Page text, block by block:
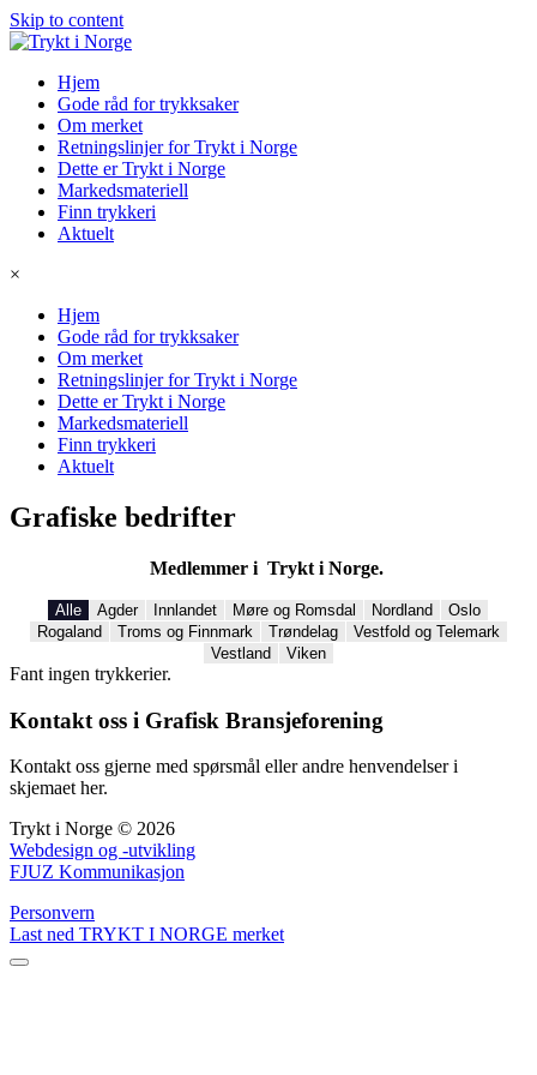
Skip to content
Hjem
Gode råd for trykksaker
Om merket
Retningslinjer for Trykt i Norge
Dette er Trykt i Norge
Markedsmateriell
Finn trykkeri
Aktuelt
×
Hjem
Gode råd for trykksaker
Om merket
Retningslinjer for Trykt i Norge
Dette er Trykt i Norge
Markedsmateriell
Finn trykkeri
Aktuelt
Grafiske bedrifter
Medlemmer i Trykt i Norge.
Alle Agder Innlandet Møre og Romsdal Nordland
Oslo
Rogaland
Troms og Finnmark Trøndelag
Vestfold og Telemark
Vestland
Viken
Fant ingen trykkerier.
Kontakt oss i Grafisk Bransjeforening
Kontakt oss gjerne med spørsmål eller andre henvendelser i
skjemaet her.
Trykt i Norge © 2026
Webdesign og -utvikling
FJUZ Kommunikasjon
Personvern
Last ned TRYKT I NORGE merket